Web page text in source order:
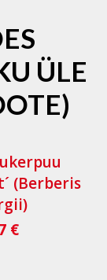
ÜLE
(Berberis
€